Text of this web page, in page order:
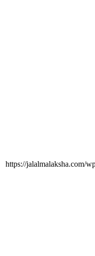
https://jalalmalaksha.com/